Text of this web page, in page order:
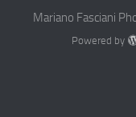
Mariano Fasciani
Powered by